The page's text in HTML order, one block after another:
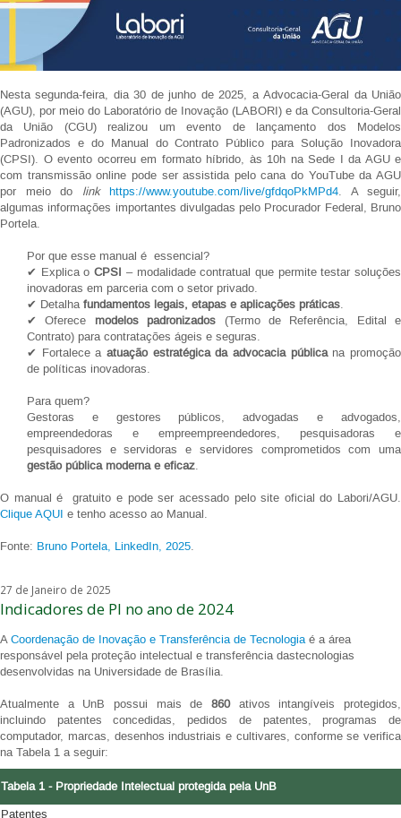
Nesta segunda-feira, dia 30 de junho de 2025, a Advocacia-Geral da União
(AGU), por meio do Laboratório de Inovação (LABORI) e da Consultoria-Geral
da União (CGU) realizou um evento de lançamento dos Modelos
Padronizados e do Manual do Contrato Público para Solução Inovadora
(CPSI). O evento ocorreu em formato híbrido, às 10h na Sede I da AGU e
com transmissão online pode ser assistida pelo cana do YouTube da AGU
por meio do link https://www.youtube.com/live/gfdqoPkMPd4. A seguir,
algumas informações importantes divulgadas pelo Procurador Federal, Bruno
Portela.
Por que esse manual é essencial?
✔ Explica oCPSI – modalidade contratual que permite testar soluções
inovadoras em parceria com o setor privado.
✔ Detalhafundamentos legais, etapas e aplicações práticas.
✔ Oferece modelos padronizados (Termo de Referência, Edital e
Contrato) para contratações ágeis e seguras.
✔ Fortalece a atuação estratégica da advocacia públicana promoção
de políticas inovadoras.
Para quem?
Gestoras e gestores públicos, advogadas e advogados,
empreendedoras e empreempreendedores, pesquisadoras e
pesquisadores e servidoras e servidores comprometidos com uma
gestão pública moderna e eficaz.
O manual é gratuito e pode ser acessado pelo site oficial do Labori/AGU.
Clique AQUI e tenho acesso ao Manual.
Fonte: Bruno Portela, LinkedIn, 2025.
27 de Janeiro de 2025
Indicadores de PI no ano de 2024
ACoordenação de Inovação e Transferência de Tecnologiaé a área
responsável pela proteção intelectual e transferência dastecnologias
desenvolvidas na Universidade de Brasília.
Atualmente a UnB possui mais de 860ativos intangíveis protegidos,
incluindo patentes concedidas, pedidos de patentes, programas de
computador, marcas, desenhos industriais e cultivares, conforme se verifica
na Tabela 1 a seguir:
Tabela 1 - Propriedade Intelectual protegida pela UnB
Patentes